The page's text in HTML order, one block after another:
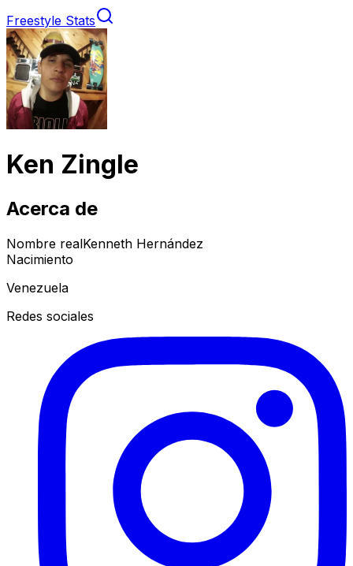
Freestyle Stats
Ken Zingle
Acerca de
Nombre realKenneth Hernández
Nacimiento
Venezuela
Redes sociales